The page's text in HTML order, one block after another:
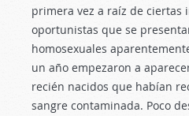
primera vez a raíz de ciertas
oportunistas que se
homosexuales
un año empezaron a
recién nacidos que habían
sangre contaminada. Poco